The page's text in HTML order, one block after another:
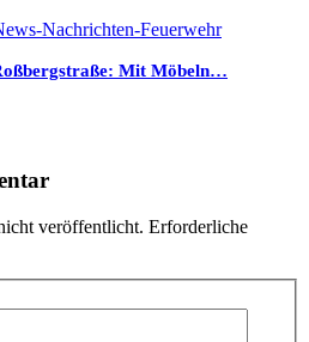
Mit Möbeln…
veröffentlicht. Erforderliche